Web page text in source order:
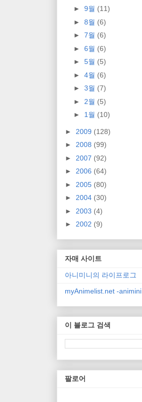
► 9월 (11)
► 8월 (6)
► 7월 (6)
► 6월 (6)
► 5월 (5)
► 4월 (6)
► 3월 (7)
► 2월 (5)
► 1월 (10)
► 2009 (128)
► 2008 (99)
► 2007 (92)
► 2006 (64)
► 2005 (80)
► 2004 (30)
► 2003 (4)
► 2002 (9)
자매 사이트
아니미니의 라이프로그
myAnimelist.net -animini
이 블로그 검색
팔로어